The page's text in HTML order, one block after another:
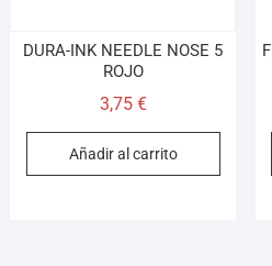
DURA-INK NEEDLE NOSE 5
ROJO
3,75 €
Añadir al carrito